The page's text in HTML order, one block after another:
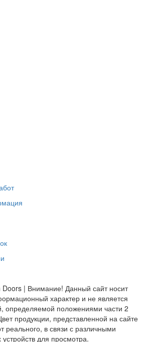
| Внимание! Данный сайт носит
характер и не является
определяемой положениями части 2
продукции, представленной на сайте
реального, в связи с различными
для просмотра.